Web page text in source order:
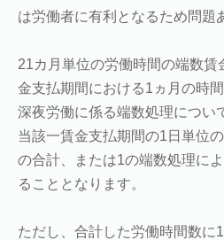
は労働者に有利となるため問題
21カ月単位の労働時間の端数
金支払期間における1ヵ月の時
深夜労働に係る端数処理につい
当該一賃金支払期間の1日単位
の合計、または1の端数処理に
ることとなります。
ただし、合計した労働時間数に